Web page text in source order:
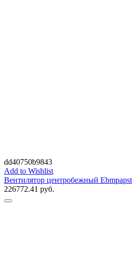
dd40750b9843
Add to Wishlist
Вентилятор центробежный
226772.41 руб.